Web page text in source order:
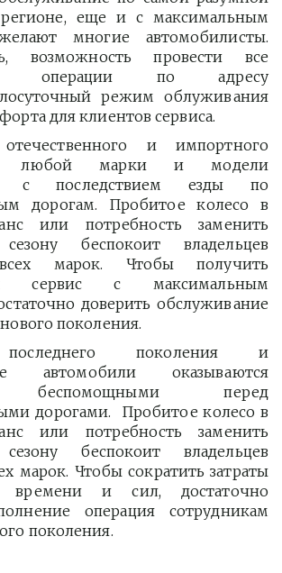
еще и с максимальным
многие автомобилисты.
возможность провести все
операции по адресу
режим облуживания
для клиентов сервиса.
и импортного
любой марки и модели
с последствием езды по
дорогам. Пробитое колесо в
или потребность заменить
беспокоит владельцев
всех марок. Чтобы получить
сервис с максимальным
доверить обслуживание
поколения.
поколения и
автомобили оказываются
беспомощными перед
дорогами. Пробитое колесо в
или потребность заменить
беспокоит владельцев
марок. Чтобы сократить затраты
времени и сил, достаточно
операция сотрудникам
поколения.